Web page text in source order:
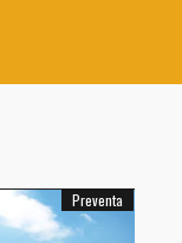
Preventa